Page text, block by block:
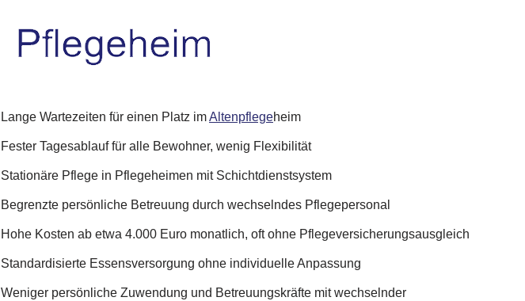
Lange Wartezeiten für einen Platz imAltenpflegeheim
Fester Tagesablauf für alle Bewohner, wenig Flexibilität
Stationäre Pflege in Pflegeheimen mit Schichtdienstsystem
Begrenzte persönliche Betreuung durch wechselndes Pflegepersonal
Hohe Kosten ab etwa 4.000 Euro monatlich, oft ohne Pflegeversicherungsausgleich
Standardisierte Essensversorgung ohne individuelle Anpassung
Weniger persönliche Zuwendung und Betreuungskräfte mit wechselnder